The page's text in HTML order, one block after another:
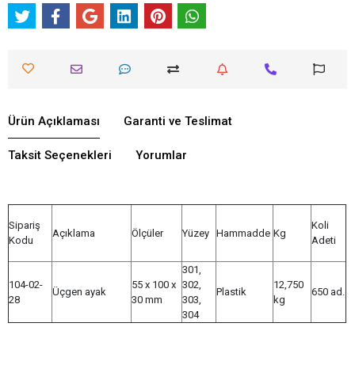
Ürün Açıklaması Garanti ve Teslimat
Taksit Seçenekleri Yorumlar
Sipariş
Kodu
Açıklama Ölçüler Yüzey Hammadde Kg
Koli
Adeti
104-02-
28
Üçgen ayak
55 x 100 x
30 mm
301,
302,
303,
304
Plastik
12,750
kg
650 ad.